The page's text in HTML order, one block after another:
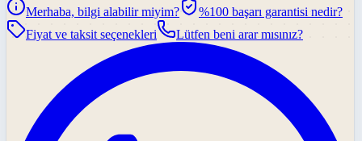
Merhaba, bilgi alabilir miyim?
%100 başarı garantisi nedir?
Fiyat ve taksit seçenekleri
Lütfen beni arar mısınız?